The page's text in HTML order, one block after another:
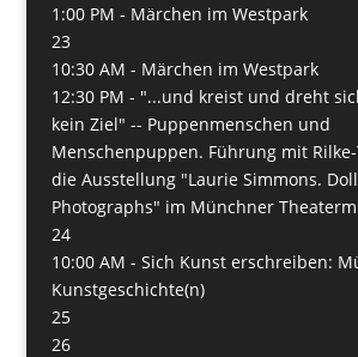
1:00 PM - Märchen im Westpark
23
10:30 AM - Märchen im Westpark
12:30 PM - "...und kreist und dreht
kein Ziel" -- Puppenmenschen und
Menschenpuppen. Führung mit
die Ausstellung "Laurie Simmons.
Photographs" im Münchner
24
10:00 AM - Sich Kunst erschreiben:
Kunstgeschichte(n)
25
26